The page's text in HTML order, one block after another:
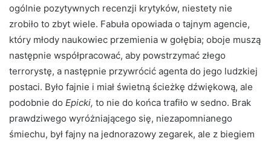
ogólnie pozytywnych recenzji krytyków, niestety nie
zrobiło to zbyt wiele. Fabuła opowiada o tajnym agencie,
który młody naukowiec przemienia w gołębia; oboje muszą
następnie współpracować, aby powstrzymać złego
terrorystę, a następnie przywrócić agenta do jego ludzkiej
postaci. Było fajnie i miał świetną ścieżkę dźwiękową, ale
podobnie do Epicki, to nie do końca trafiło w sedno. Brak
prawdziwego wyróżniającego się, niezapomnianego
śmiechu, był fajny na jednorazowy zegarek, ale z biegiem